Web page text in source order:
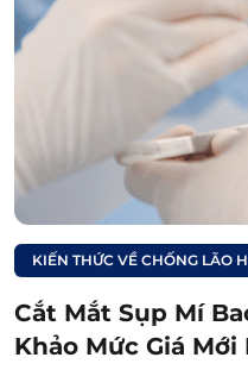
Cắt mí sụp giúp
tạo mắt 2 mí tự
3. Quy trình cắt
KIẾN THỨC VỀ CHỐNG LÃO
Cắt Mắt Sụp Mí
Khảo Mức Giá Mới